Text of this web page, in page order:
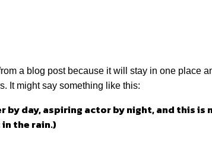
a blog post because it will stay in one
It might say something like this:
by day, aspiring actor by night, and this
the rain.)